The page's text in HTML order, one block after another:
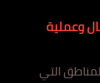
وعملية
التي